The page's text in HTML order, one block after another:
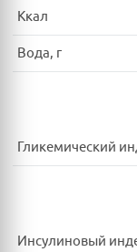
Ккал
Вода, г
Гликемический
Инсулиновый